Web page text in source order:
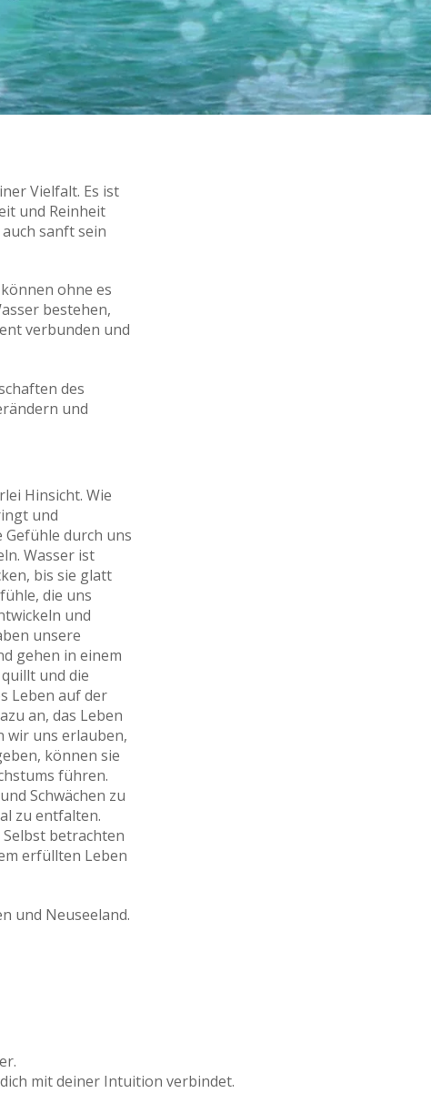
Vielfalt. Es ist
und Reinheit
sanft sein
ohne es
bestehen,
verbunden und
des
und
Hinsicht. Wie
und
durch uns
Wasser ist
bis sie glatt
die uns
und
unsere
gehen in einem
und die
Leben auf der
an, das Leben
wir uns erlauben,
können sie
führen.
Schwächen zu
zu entfalten.
betrachten
erfüllten Leben
und Neuseeland.
mit deiner Intuition verbindet.